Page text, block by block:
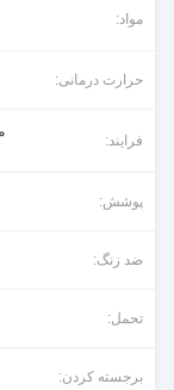
مواد:
حرارت درمانی:
فرایند:
پوشش:
ضد زنگ:
تحمل:
برجسته کردن: